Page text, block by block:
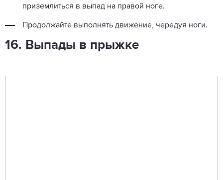
приземлиться в выпад на правой ноге.
Продолжайте выполнять движение, чередуя ноги.
16. Выпады в прыжке